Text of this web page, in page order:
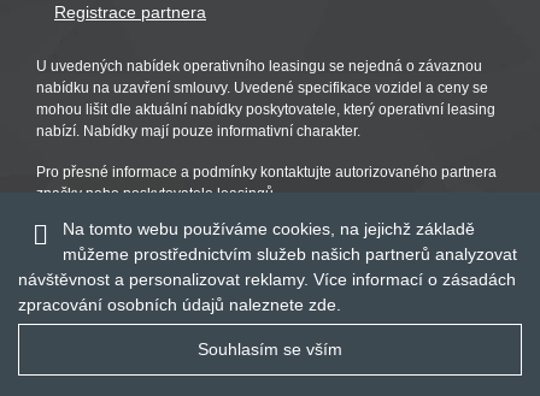
Registrace partnera
U uvedených nabídek operativního leasingu se nejedná o závaznou
nabídku na uzavření smlouvy. Uvedené specifikace vozidel a ceny se
mohou lišit dle aktuální nabídky poskytovatele, který operativní leasing
nabízí. Nabídky mají pouze informativní charakter.
Pro přesné informace a podmínky kontaktujte autorizovaného partnera
značky nebo poskytovatele leasingů.
Na tomto webu používáme cookies, na jejichž základě
můžeme prostřednictvím služeb našich partnerů analyzovat
návštěvnost a personalizovat reklamy. Více informací o zásadách
zpracování osobních údajů naleznete zde
Souhlasím se vším